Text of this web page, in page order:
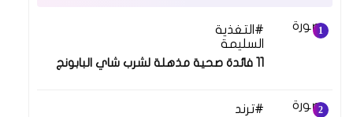
التغذية
السليمة
11 فائدة صحية مذهلة لشرب شاي البابونج
ترند